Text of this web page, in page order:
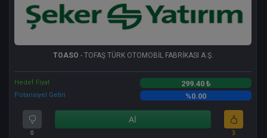
TOASO - TOFAŞ TÜRK OTOMOBİL FABRİKASI A.Ş.
Hedef Fiyat 299.40 ₺
Potansiyel Getiri %0.00
0
Al
3